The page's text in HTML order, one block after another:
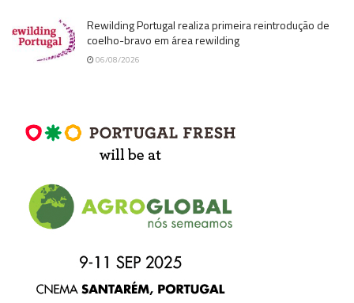
Rewilding Portugal realiza primeira reintrodução de
coelho-bravo em área rewilding
06/08/2026